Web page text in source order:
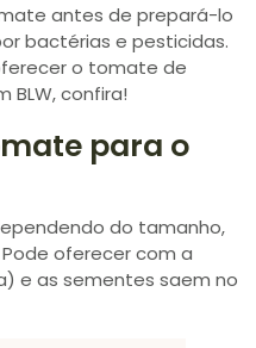
antes de prepará-lo
bactérias e pesticidas.
o tomate de
BLW, confira!
para o
do tamanho,
oferecer com a
e as sementes saem no